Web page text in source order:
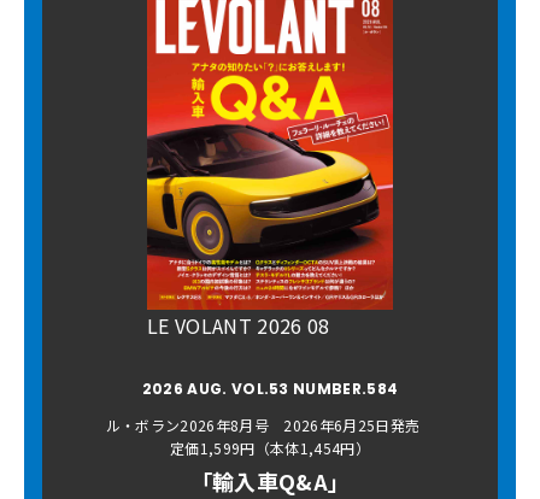
LE VOLANT 2026 08
2026 AUG. VOL.53 NUMBER.584
ル・ボラン2026年8月号 2026年6月25日発売
定価1,599円（本体1,454円）
「輸入車Q&A」